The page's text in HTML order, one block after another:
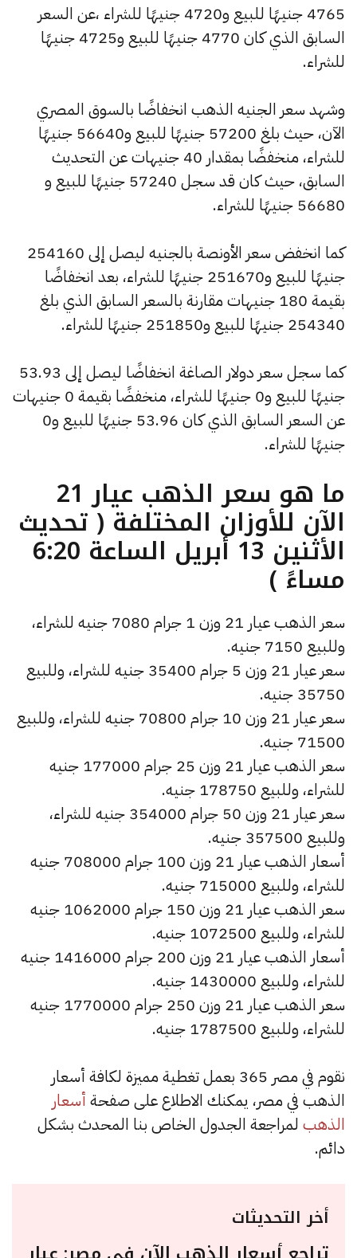
4765 جنيهًا للبيع و4720 جنيهًا للشراء ،عن السعر
السابق الذي كان 4770 جنيهًا للبيع و4725 جنيهًا
للشراء.
وشهد سعر الجنيه الذهب انخفاضًا بالسوق المصري
الآن، حيث بلغ 57200 جنيهًا للبيع و56640 جنيهًا
للشراء، منخفضًا بمقدار 40 جنيهات عن التحديث
السابق، حيث كان قد سجل 57240 جنيهًا للبيع و
56680 جنيهًا للشراء.
كما انخفض سعر الأونصة بالجنيه ليصل إلى 254160
جنيهًا للبيع و251670 جنيهًا للشراء، بعد انخفاضًا
بقيمة 180 جنيهات مقارنة بالسعر السابق الذي بلغ
254340 جنيهًا للبيع و251850 جنيهًا للشراء.
كما سجل سعر دولار الصاغة انخفاضًا ليصل إلى 53.93
جنيهًا للبيع و0 جنيهًا للشراء، منخفضًا بقيمة 0 جنيهات
عن السعر السابق الذي كان 53.96 جنيهًا للبيع و0
جنيهًا للشراء.
ما هو سعر الذهب عيار 21
الآن للأوزان المختلفة ( تحديث
الأثنين 13 أبريل الساعة 6:20
مساءً )
سعر الذهب عيار 21 وزن 1 جرام 7080 جنيه للشراء،
وللبيع 7150 جنيه.
سعر عيار 21 وزن 5 جرام 35400 جنيه للشراء، وللبيع
35750 جنيه.
سعر عيار 21 وزن 10 جرام 70800 جنيه للشراء، وللبيع
71500 جنيه.
سعر الذهب عيار 21 وزن 25 جرام 177000 جنيه
للشراء، وللبيع 178750 جنيه.
سعر عيار 21 وزن 50 جرام 354000 جنيه للشراء،
وللبيع 357500 جنيه.
أسعار الذهب عيار 21 وزن 100 جرام 708000 جنيه
للشراء، وللبيع 715000 جنيه.
سعر الذهب عيار 21 وزن 150 جرام 1062000 جنيه
للشراء، وللبيع 1072500 جنيه.
أسعار الذهب عيار 21 وزن 200 جرام 1416000 جنيه
للشراء، وللبيع 1430000 جنيه.
سعر الذهب عيار 21 وزن 250 جرام 1770000 جنيه
للشراء، وللبيع 1787500 جنيه.
نقوم في مصر 365 بعمل تغطية مميزة لكافة أسعار
الذهب في مصر، يمكنك الاطلاع على صفحة أسعار
الذهب لمراجعة الجدول الخاص بنا المحدث بشكل
دائم.
أخر التحديثات